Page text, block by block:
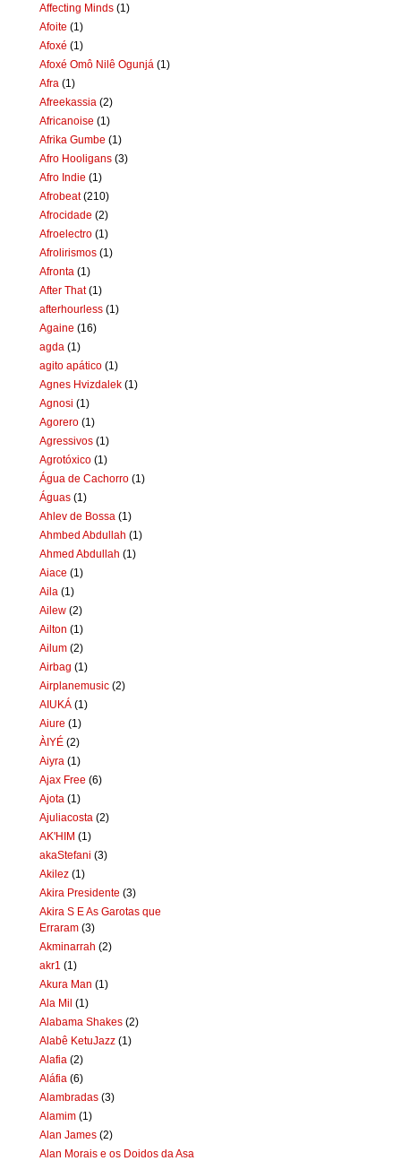
Affecting Minds (1)
Afoite (1)
Afoxé (1)
Afoxé Omô Nilê Ogunjá (1)
Afra (1)
Afreekassia (2)
Africanoise (1)
Afrika Gumbe (1)
Afro Hooligans (3)
Afro Indie (1)
Afrobeat (210)
Afrocidade (2)
Afroelectro (1)
Afrolirismos (1)
Afronta (1)
After That (1)
afterhourless (1)
Againe (16)
agda (1)
agito apático (1)
Agnes Hvizdalek (1)
Agnosi (1)
Agorero (1)
Agressivos (1)
Agrotóxico (1)
Água de Cachorro (1)
Águas (1)
Ahlev de Bossa (1)
Ahmbed Abdullah (1)
Ahmed Abdullah (1)
Aiace (1)
Aila (1)
Ailew (2)
Ailton (1)
Ailum (2)
Airbag (1)
Airplanemusic (2)
AIUKÁ (1)
Aiure (1)
ÀIYÉ (2)
Aiyra (1)
Ajax Free (6)
Ajota (1)
Ajuliacosta (2)
AK'HIM (1)
akaStefani (3)
Akilez (1)
Akira Presidente (3)
Akira S E As Garotas que
Erraram (3)
Akminarrah (2)
akr1 (1)
Akura Man (1)
Ala Mil (1)
Alabama Shakes (2)
Alabê KetuJazz (1)
Alafia (2)
Aláfia (6)
Alambradas (3)
Alamim (1)
Alan James (2)
Alan Morais e os Doidos da Asa